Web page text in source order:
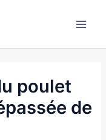
poulet
de